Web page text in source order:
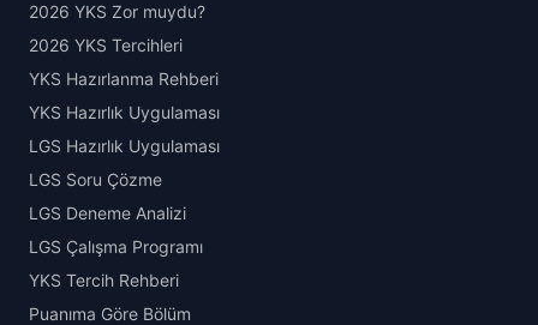
2026 YKS Zor muydu?
2026 YKS Tercihleri
YKS Hazırlanma Rehberi
YKS Hazırlık Uygulaması
LGS Hazırlık Uygulaması
LGS Soru Çözme
LGS Deneme Analizi
LGS Çalışma Programı
YKS Tercih Rehberi
Puanıma Göre Bölüm